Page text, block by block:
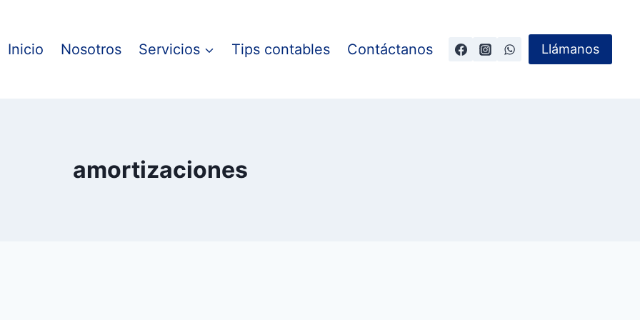
Inicio Nosotros Servicios Tips contables Contáctanos Llámanos
amortizaciones